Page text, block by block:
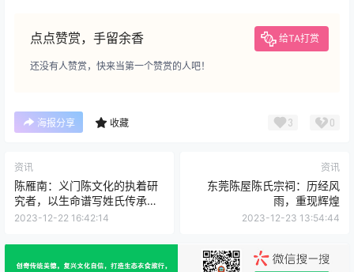
点点赞赏，手留余香 给TA打赏
还没有人赞赏，快来当第一个赞赏的人吧！
海报分享 收藏 3 0
资讯
陈雁南：义门陈文化的执着研
究者，以生命谱写姓氏传承的
赞歌
2023-12-22 16:42:14
资讯
东莞陈屋陈氏宗祠：历经风
雨，重现辉煌
2023-12-23 13:54:44